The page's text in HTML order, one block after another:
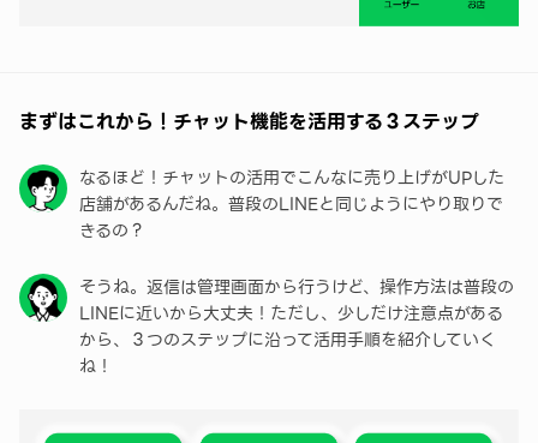
まずはこれから！チャット機能を活用する３ステップ
なるほど！チャットの活用でこんなに売り上げがUPした
店舗があるんだね。普段のLINEと同じようにやり取りで
きるの？
そうね。返信は管理画面から行うけど、操作方法は普段の
LINEに近いから大丈夫！ただし、少しだけ注意点がある
から、３つのステップに沿って活用手順を紹介していく
ね！